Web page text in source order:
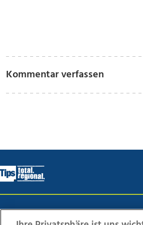
Kommentar verfassen